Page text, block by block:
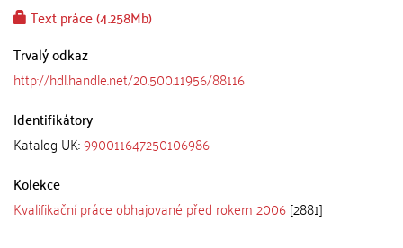
Text práce (4.258Mb)
Trvalý odkaz
http://hdl.handle.net/20.500.11956/88116
Identifikátory
Katalog UK:990011647250106986
Kolekce
Kvalifikační práce obhajované před rokem 2006[2881]